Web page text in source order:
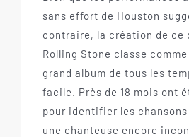
sans effort de Houston
contraire, la création de ce
Rolling Stone classe
grand album de tous les
facile. Près de 18 mois ont
pour identifier les
une chanteuse encore